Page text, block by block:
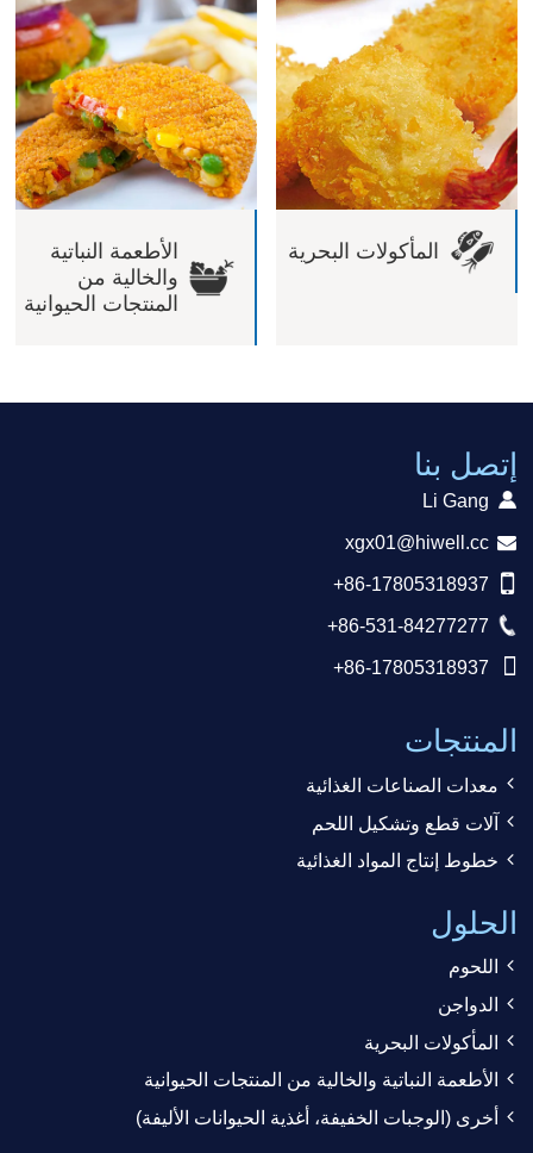
المأكولات البحرية
الأطعمة النباتية
والخالية من
المنتجات الحيوانية
إتصل بنا
Li Gang
xgx01@hiwell.cc
+86-17805318937
+86-531-84277277
+86-17805318937
المنتجات
معدات الصناعات الغذائية
آلات قطع وتشكيل اللحم
خطوط إنتاج المواد الغذائية
الحلول
اللحوم
الدواجن
المأكولات البحرية
الأطعمة النباتية والخالية من المنتجات الحيوانية
أخرى (الوجبات الخفيفة، أغذية الحيوانات الأليفة)